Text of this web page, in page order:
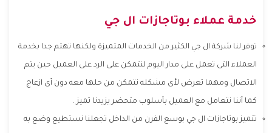
خدمة عملاء بوتاجازات ال جي
توفر لنا شركة ال جي الكثير من الخدمات المتميزة ولكنها تهتم جدا بخدمة
العملاء التى تعمل على مدار اليوم لنتمكن على الرد على العميل حين يتم
الاتصال ومهما تعرض لأى مشكله نتمكن من حلها معه دون أى ازعاج
كما أننا نتعامل مع العميل بأسلوب متحضر يزيدنا تميز .
تتميز بوتاجازات ال جي بوسع الفرن من الداخل تجعلنا نستطيع وضع به